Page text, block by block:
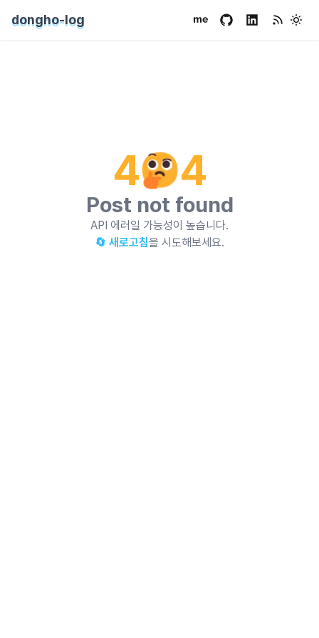
dongho-log
4 4
Post not found
API 에러일 가능성이 높습니다.
🔄 새로고침을 시도해보세요.